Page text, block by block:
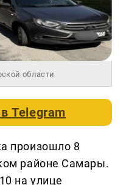
области
вTelegram
произошло 8
районе Самары.
на улице